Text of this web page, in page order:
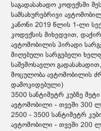
საგადასახადო კოდექსში
სამსახურებრივი
კანონი 2019 წლის 1-ლი
კოდექსის მიხედვით,
ავტომობილის პირადი
მიღებული სარგებელი
საშემოსავლო
მოცულობა ავტომობილის
დამოკიდებული)
3500 სანტიმეტრ კუბზე
ავტომობილი - თვეში 300
2500 - 3500 სანტიმეტრ
ავტომობილი - თვეში 200